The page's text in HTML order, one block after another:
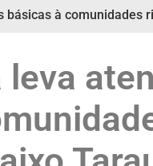
à comunidades